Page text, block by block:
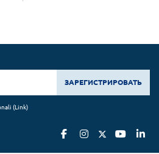
ЗАРЕГИСТРИРОВАТЬ
(Link)